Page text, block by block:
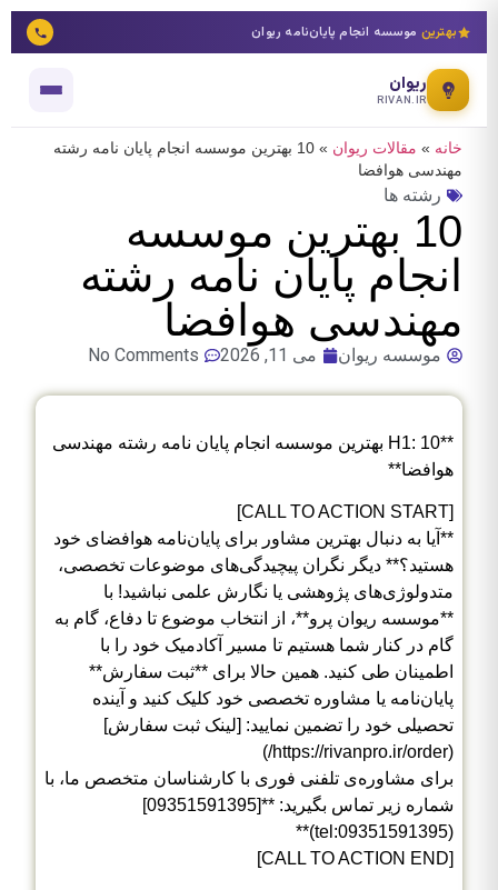
بهترین موسسه انجام پایان‌نامه ریوان
ریوان
RIVAN.IR
خانه » مقالات ریوان »
10 بهترین موسسه انجام پایان نامه رشته
مهندسی هوافضا
رشته ها
10 بهترین موسسه
انجام پایان نامه رشته
مهندسی هوافضا
موسسه ریوان می 11, 2026 No Comments
**H1: 10 بهترین موسسه انجام پایان نامه رشته مهندسی
هوافضا**
[CALL TO ACTION START]
**آیا به دنبال بهترین مشاور برای پایان‌نامه هوافضای خود
هستید؟** دیگر نگران پیچیدگی‌های موضوعات تخصصی،
متدولوژی‌های پژوهشی یا نگارش علمی نباشید! با
**موسسه ریوان پرو**، از انتخاب موضوع تا دفاع، گام به
گام در کنار شما هستیم تا مسیر آکادمیک خود را با
اطمینان طی کنید. همین حالا برای **ثبت سفارش**
پایان‌نامه یا مشاوره تخصصی خود کلیک کنید و آینده
تحصیلی خود را تضمین نمایید: [لینک ثبت سفارش]
(https://rivanpro.ir/order/)
برای مشاوره‌ی تلفنی فوری با کارشناسان متخصص ما، با
شماره زیر تماس بگیرید: **[09351591395]
(tel:09351591395)**
[CALL TO ACTION END]